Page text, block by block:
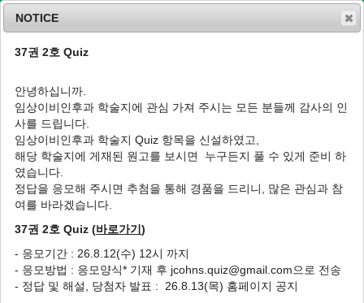
n
v
o
J Clin Otolaryngol Head Neck Surg
13(1 ): 122-126
pISSN: 1225-0244, eISSN: 2713-833X
DOI:https://doi.org/10.35420/jcohns.2002.13.1.122
증례
내이도협착 및 전정계이형성을 동반한 와우무
형성 1예
김은석1 ,장백암1, *, 강기석1 , 강정한 1
A Case of Cochlear Aplasia with Narrow
NOTICE
37권 2호 Quiz
안녕하십니까.
임상이비인후과 학술지에 관심 가져 주시는 모든 분들께 감사의 인
사를 드립니다.
임상이비인후과 학술지 Quiz 항목을 신설하였고,
해당 학술지에 게재된 원고를 보시면 누구든지 풀 수 있게 준비 하
였습니다.
정답을 응모해 주시면 추첨을 통해 경품을 드리니, 많은 관심과 참
여를 바라겠습니다.
37권 2호 Quiz (바로가기)
- 응모기간 : 26.8.12(수) 12시 까지
- 응모방법 : 응모양식* 기재 후 jcohns.quiz@gmail.com으로 전송
- 정답 및 해설, 당첨자 발표 : 26.8.13(목) 홈페이지 공지